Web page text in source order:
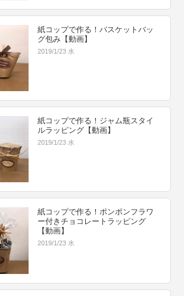
紙コップで作る！バスケットバッ
グ包み【動画】
2019/1/23 水
紙コップで作る！ジャム瓶スタイ
ルラッピング【動画】
2019/1/23 水
紙コップで作る！ポンポンフラワ
ー付きチョコレートラッピング
【動画】
2019/1/23 水